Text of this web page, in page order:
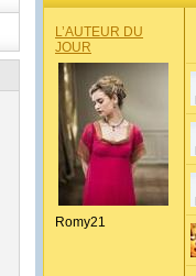
L’AUTEUR DU
JOUR
Romy21